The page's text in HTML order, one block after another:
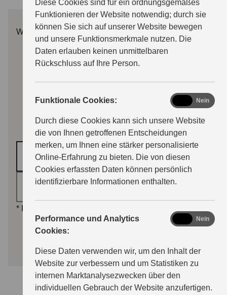
Diese Cookies sind für ein ordnungsgemäßes
Funktionieren der Website notwendig; durch sie
können Sie sich auf unserer Website bewegen
und unsere Funktionsmerkmale nutzen. Die
Daten erlauben keinen unmittelbaren
Rückschluss auf Ihre Person.
Funktionale Cookies:
Durch diese Cookies kann sich unsere Website
die von Ihnen getroffenen Entscheidungen
merken, um Ihnen eine stärker personalisierte
Online-Erfahrung zu bieten. Die von diesen
Cookies erfassten Daten können persönlich
identifizierbare Informationen enthalten.
functional
Nein
Performance und Analytics
Cookies:
Diese Daten verwenden wir, um den Inhalt der
Website zur verbessern und um Statistiken zu
internen Marktanalysezwecken über den
individuellen Gebrauch der Website anzufertigen.
analyticsNein
Wunschmodell
Modell auswählen *
Motorisierung auswählen *
*